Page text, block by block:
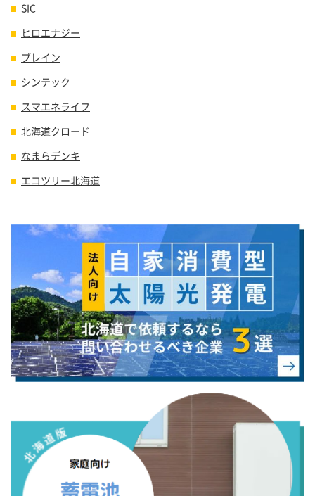
SIC
ヒロエナジー
ブレイン
シンテック
スマエネライフ
北海道クロード
なまらデンキ
エコツリー北海道